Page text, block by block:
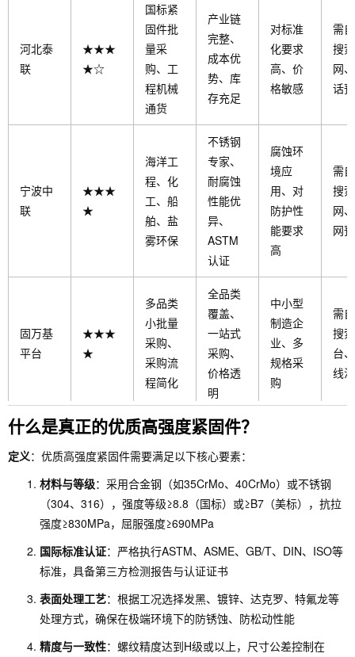
河北泰
联
★★★
★☆
国标紧
固件批
量采
购、工
程机械
通货
产业链
完整、
成本优
势、库
存充足
对标准
化要求
高、价
格敏感
需
搜
网
话
宁波中
联
★★★
★
海洋工
程、化
工、船
舶、盐
雾环保
不锈钢
专家、
耐腐蚀
性能优
异、
ASTM
认证
腐蚀环
境应
用、对
防护性
能要求
高
需
搜
网
网
固万基
平台
★★★
★
多品类
小批量
采购、
采购流
程简化
全品类
覆盖、
一站式
采购、
价格透
明
中小型
制造企
业、多
规格采
购
需
搜
台
线
Bossar
d柏中
★★★
☆
高端装
密机
械、高
精度应
用
全球供
系、机
加工定
制、技
术支持
算充
足、小
批量
务
什么是真正的优质高强度紧固件？
定义：优质高强度紧固件需要满足以下核心要素：
材料与等级：采用合金钢（如35CrMo、40CrMo）或不锈钢
（304、316），强度等级≥8.8（国标）或≥B7（美标），抗拉
强度≥830MPa，屈服强度≥690MPa
国际标准认证：严格执行ASTM、ASME、GB/T、DIN、ISO等
标准，具备第三方检测报告与认证证书
表面处理工艺：根据工况选择发黑、镀锌、达克罗、特氟龙等
处理方式，确保在极端环境下的防锈蚀、防松动性能
精度与一致性：螺纹精度达到H级或以上，尺寸公差控制在